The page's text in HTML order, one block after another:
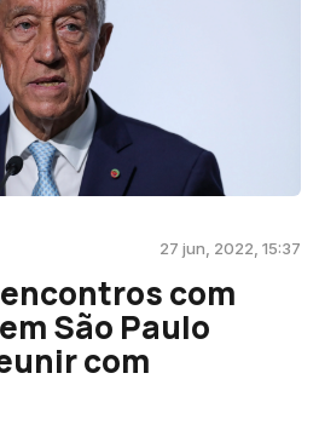
27 jun, 2022, 15:37
com
São Paulo
com